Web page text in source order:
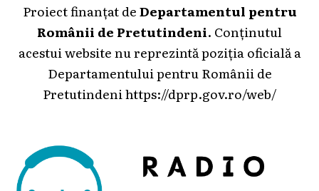
Proiect finanțat deDepartamentul pentru
Românii de Pretutindeni. Conținutul
acestui website nu reprezintă poziția oficială a
Departamentului pentru Românii de
Pretutindeni https://dprp.gov.ro/web/